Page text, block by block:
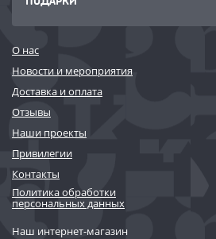
О нас
Новости и мероприятия
Доставка и оплата
Отзывы
Наши проекты
Привилегии
Контакты
Политика обработки
персональных данных
Наш интернет-магазин